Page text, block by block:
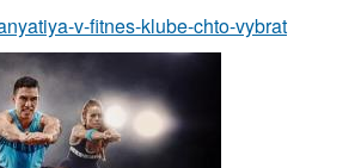
v-fitnes-klube-chto-vybrat